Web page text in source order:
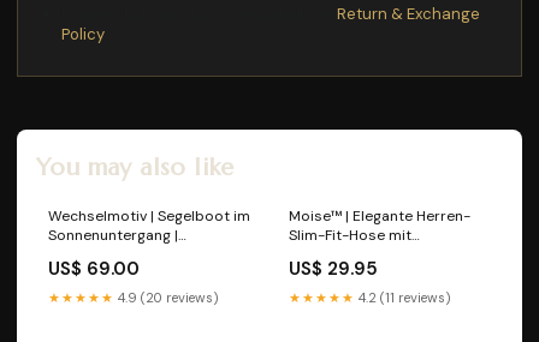
Return & Exchange
Policy
You may also like
Wechselmotiv | Segelboot im
Sonnenuntergang |
US$ 69.00
★★★★★ 4.9 (20 reviews)
Moise™ | Elegante Herren-
Slim-Fit-Hose mit
US$ 29.95
★★★★★ 4.2 (11 reviews)